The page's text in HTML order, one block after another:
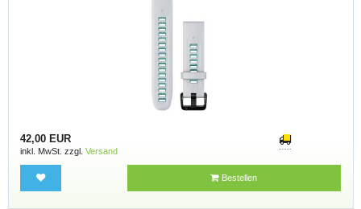
42,00 EUR
inkl. MwSt. zzgl. Versand
Bestellen